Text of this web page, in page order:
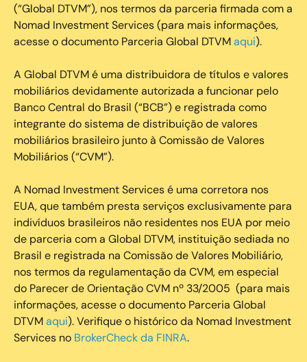
(“Global DTVM”), nos termos da parceria firmada com a
Nomad Investment Services (para mais informações,
acesse o documento Parceria Global DTVMaqui).
A Global DTVM é uma distribuidora de títulos e valores
mobiliários devidamente autorizada a funcionar pelo
Banco Central do Brasil (“BCB”) e registrada como
integrante do sistema de distribuição de valores
mobiliários brasileiro junto à Comissão de Valores
Mobiliários (“CVM”).
‍A Nomad Investment Services é uma corretora nos
EUA, que também presta serviços exclusivamente para
indivíduos brasileiros não residentes nos EUA por meio
de parceria com a Global DTVM, instituição sediada no
Brasil e registrada na Comissão de Valores Mobiliário,
nos termos da regulamentação da CVM, em especial
do Parecer de Orientação CVM nº 33/2005 (para mais
informações, acesse o documento Parceria Global
DTVMaqui). Verifique o histórico da Nomad Investment
Services no BrokerCheck da FINRA.